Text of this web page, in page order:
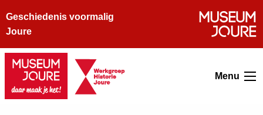
Geschiedenis voormalig
Joure
Menu